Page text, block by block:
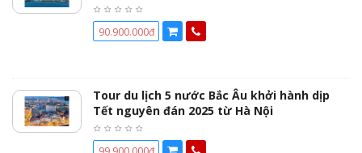
90.900.000đ
Tour du lịch 5 nước Bắc Âu khởi hành dịp
Tết nguyên đán 2025 từ Hà Nội